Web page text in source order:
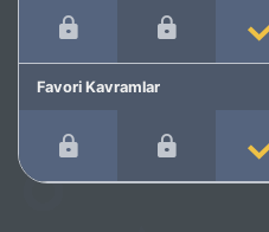
Favori Kavramlar